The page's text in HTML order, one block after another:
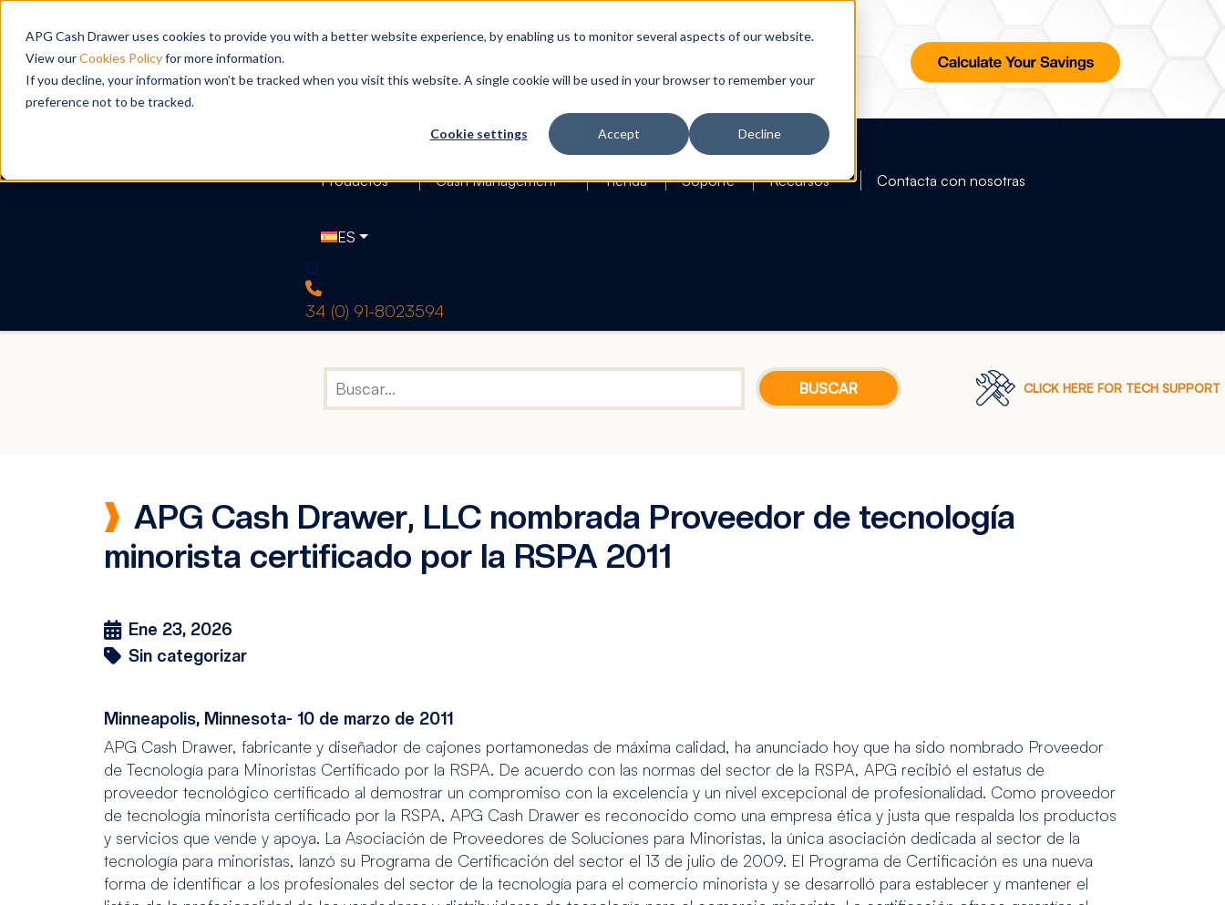
APG Cash Drawer uses cookies to provide you with a better website experience, by enabling us to monitor several aspects of our website.
View ourCookies Policyfor more information.
If you decline, your information won’t be tracked when you visit this website. A single cookie will be used in your browser to remember your
preference not to be tracked.
Cookie settings Accept Decline
Search
Productos Cash Management Tienda Soporte Recursos Contacta con nosotras
ES
34 (0) 91-8023594
CLICK HERE FOR TECH SUPPORT
APG Cash Drawer, LLC nombrada Proveedor de tecnología
minorista certificado por la RSPA 2011
Ene 23, 2026
Sin categorizar
Minneapolis, Minnesota- 10 de marzo de 2011
APG Cash Drawer, fabricante y diseñador de cajones portamonedas de máxima calidad, ha anunciado hoy que ha sido nombrado Proveedor
de Tecnología para Minoristas Certificado por la RSPA. De acuerdo con las normas del sector de la RSPA, APG recibió el estatus de
proveedor tecnológico certificado al demostrar un compromiso con la excelencia y un nivel excepcional de profesionalidad. Como proveedor
de tecnología minorista certificado por la RSPA, APG Cash Drawer es reconocido como una empresa ética y justa que respalda los productos
y servicios que vende y apoya. La Asociación de Proveedores de Soluciones para Minoristas, la única asociación dedicada al sector de la
tecnología para minoristas, lanzó su Programa de Certificación del sector el 13 de julio de 2009. El Programa de Certificación es una nueva
forma de identificar a los profesionales del sector de la tecnología para el comercio minorista y se desarrolló para establecer y mantener el